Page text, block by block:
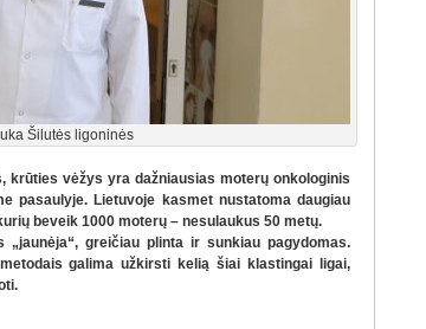
Šilutės ligoninės
krūties vėžys yra dažniausias moterų onkologinis
pasaulyje. Lietuvoje kasmet nustatoma daugiau
beveik 1000 moterų – nesulaukus 50 metų.
greičiau plinta ir sunkiau pagydomas.
galima užkirsti kelią šiai klastingai ligai,